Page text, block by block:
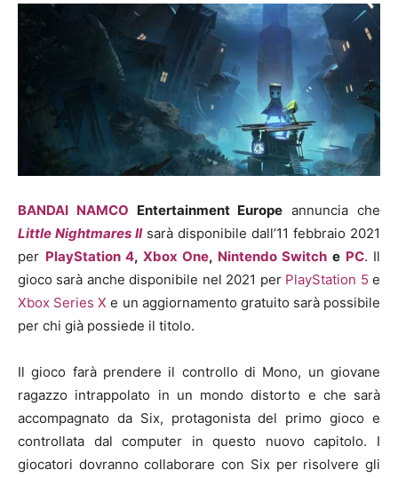
BANDAI NAMCO Entertainment Europe annuncia che
Little Nightmares IIsarà disponibile dall’11 febbraio 2021
per PlayStation 4, Xbox One, Nintendo Switch e PC. Il
gioco sarà anche disponibile nel 2021 per PlayStation 5 e
Xbox Series X e un aggiornamento gratuito sarà possibile
per chi già possiede il titolo.
Il gioco farà prendere il controllo di Mono, un giovane
ragazzo intrappolato in un mondo distorto e che sarà
accompagnato da Six, protagonista del primo gioco e
controllata dal computer in questo nuovo capitolo. I
giocatori dovranno collaborare con Six per risolvere gli